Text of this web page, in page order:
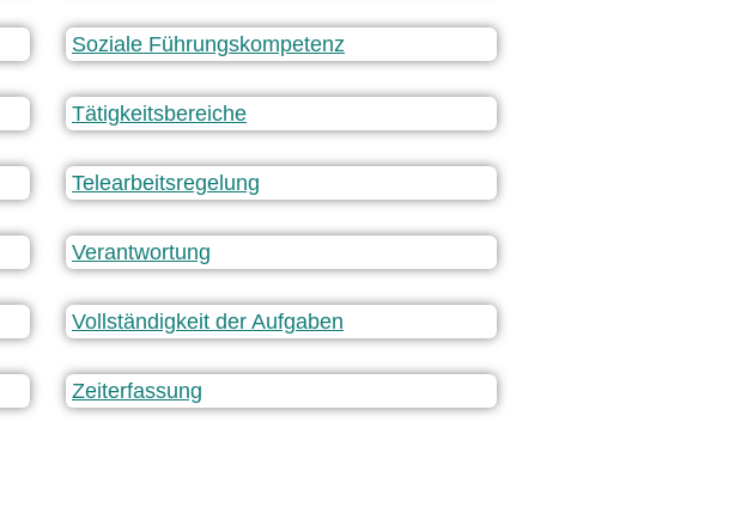
Soziale Führungskompetenz
Tätigkeitsbereiche
Telearbeitsregelung
Verantwortung
Vollständigkeit der Aufgaben
Zeiterfassung